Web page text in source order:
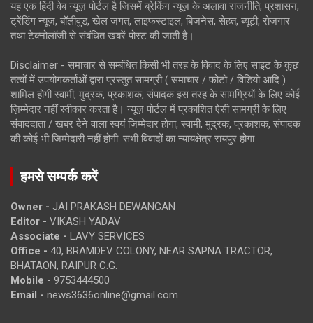
यह एक हिंदी वेब न्यूज़ पोर्टल है जिसमें ब्रेकिंग न्यूज़ के अलावा राजनीति, प्रशासन,
ट्रेंडिंग न्यूज, बॉलीवुड, खेल जगत, लाइफस्टाइल, बिजनेस, सेहत, ब्यूटी, रोजगार
तथा टेक्नोलॉजी से संबंधित खबरें पोस्ट की जाती है।
Disclaimer - समाचार से सम्बंधित किसी भी तरह के विवाद के लिए साइट के कुछ
तत्वों में उपयोगकर्ताओं द्वारा प्रस्तुत सामग्री ( समाचार / फोटो / विडियो आदि )
शामिल होगी स्वामी, मुद्रक, प्रकाशक, संपादक इस तरह के सामग्रियों के लिए कोई
ज़िम्मेदार नहीं स्वीकार करता है। न्यूज़ पोर्टल में प्रकाशित ऐसी सामग्री के लिए
संवाददाता / खबर देने वाला स्वयं जिम्मेदार होगा, स्वामी, मुद्रक, प्रकाशक, संपादक
की कोई भी जिम्मेदारी नहीं होगी. सभी विवादों का न्यायक्षेत्र रायपुर होगा
हमसे सम्पर्क करें
Owner - JAI PRAKASH DEWANGAN
Editor - VIKASH YADAV
Associate - LAVY SERVICES
Office - 40, BRAMDEV COLONY, NEAR SAPNA TRACTOR,
BHATAON, RAIPUR C.G.
Mobile - 9753444500
Email - news3636online@gmail.com